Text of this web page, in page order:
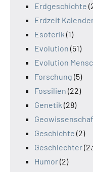
Erdgeschichte
Erdzeit
Esoterik (1)
Evolution (51)
Evolution
Forschung (5)
Fossilien (22)
Genetik (28)
Geschichte (2)
Geschlechter
Humor(2)